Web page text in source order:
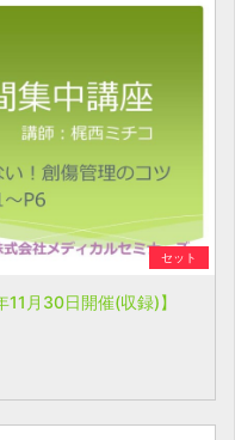
セット
月30日開催(収録)】